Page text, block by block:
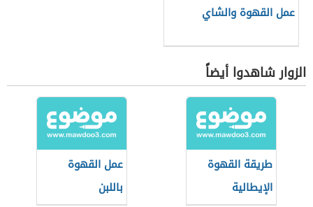
عمل القهوة والشاي
الزوار شاهدوا أيضاً
طريقة القهوة
الإيطالية
عمل القهوة
باللبن